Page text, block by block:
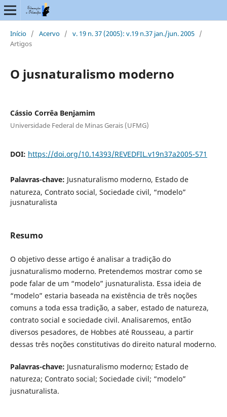
Início / Acervo / v. 19 n. 37 (2005): v.19 n.37 jan./jun. 2005 /
Artigos
O jusnaturalismo moderno
Cássio Corrêa Benjamim
Universidade Federal de Minas Gerais (UFMG)
DOI: https://doi.org/10.14393/REVEDFIL.v19n37a2005-571
Palavras-chave: Jusnaturalismo moderno, Estado de
natureza, Contrato social, Sociedade civil, “modelo”
jusnaturalista
Resumo
O objetivo desse artigo é analisar a tradição do
jusnaturalismo moderno. Pretendemos mostrar como se
pode falar de um “modelo” jusnaturalista. Essa ideia de
“modelo” estaria baseada na existência de três noções
comuns a toda essa tradição, a saber, estado de natureza,
contrato social e sociedade civil. Analisaremos, então
diversos pesadores, de Hobbes até Rousseau, a partir
dessas três noções constitutivas do direito natural moderno.
Palavras-chave: Jusnaturalismo moderno; Estado de
natureza; Contrato social; Sociedade civil; “modelo”
jusnaturalista.